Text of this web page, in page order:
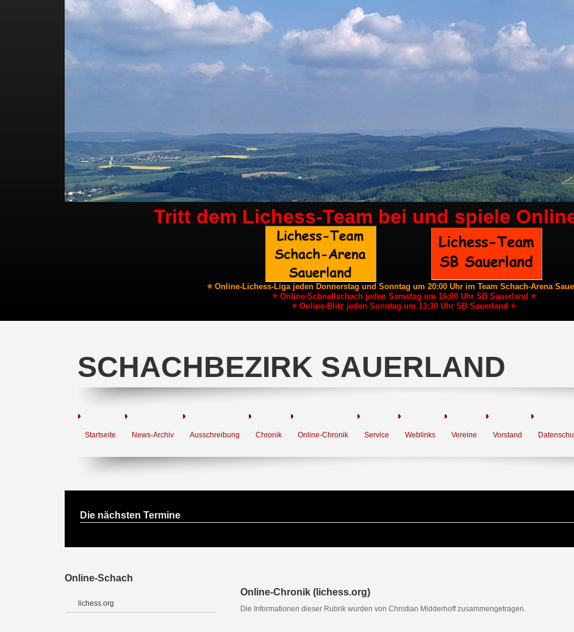
Tritt dem Lichess-Team bei und spiele
⭐ Online-Lichess-Liga jeden Donnerstag und Sonntag um 20:00 Uhr im Team Schach-Arena
⭐ Online-Schnellschach jeden Samstag um 16:00 Uhr SB Sauerland ⭐
⭐ Online-Blitz jeden Sonntag um 13:30 Uhr SB Sauerland ⭐
SCHACHBEZIRK SAUERLAND
Startseite News-Archiv Ausschreibung Chronik Online-Chronik Service Weblinks Vereine Vorstand
Die nächsten Termine
Online-Schach
lichess.org
Online-Chronik (lichess.org)
Die Informationen dieser Rubrik wurden von Christian Midderhoff zusammengetragen.